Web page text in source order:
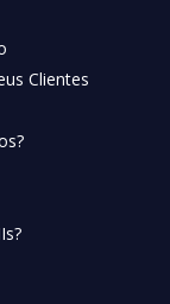
Clientes